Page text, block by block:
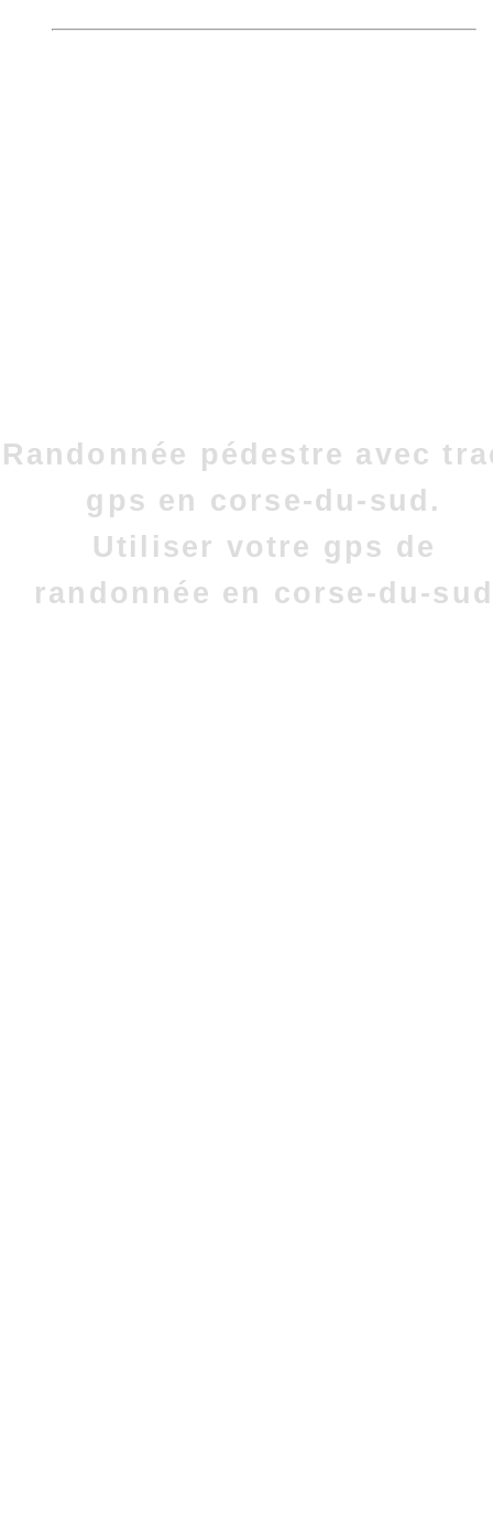
Randonnée pédestre avec
gps en corse-du-sud.
Utiliser votre gps de
randonnée en corse-du-sud